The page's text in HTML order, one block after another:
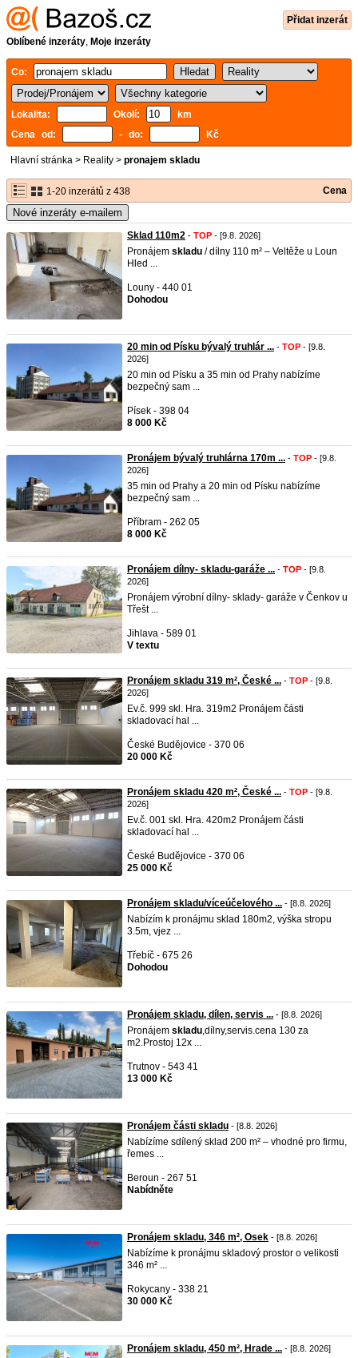
Přidat inzerát
Oblíbené inzeráty, Moje inzeráty
Co:
Lokalita: Okolí:
km
Cena od:
- do: Kč
Hlavní stránka > Reality > pronajem skladu
1-20 inzerátů z 438 Cena
Nové inzeráty e-mailem
Sklad 110m2 - TOP - [9.8. 2026]
Pronájem skladu / dílny 110 m² – Veltěže u Loun
Hled ...
Louny - 440 01
Dohodou
20 min od Písku bývalý truhlár ... - TOP - [9.8.
2026]
20 min od Písku a 35 min od Prahy nabízíme
bezpečný sam ...
Písek - 398 04
8 000 Kč
Pronájem bývalý truhlárna 170m ... - TOP - [9.8.
2026]
35 min od Prahy a 20 min od Písku nabízíme
bezpečný sam ...
Příbram - 262 05
8 000 Kč
Pronájem dílny- skladu-garáže ... - TOP - [9.8.
2026]
Pronájem výrobní dílny- sklady- garáže v Čenkov u
Třešt ...
Jihlava - 589 01
V textu
Pronájem skladu 319 m², České ... - TOP - [9.8.
2026]
Ev.č. 999 skl. Hra. 319m2 Pronájem části
skladovací hal ...
České Budějovice - 370 06
20 000 Kč
Pronájem skladu 420 m², České ... - TOP - [9.8.
2026]
Ev.č. 001 skl. Hra. 420m2 Pronájem části
skladovací hal ...
České Budějovice - 370 06
25 000 Kč
Pronájem skladu/víceúčelového ... - [8.8. 2026]
Nabízím k pronájmu sklad 180m2, výška stropu
3.5m, vjez ...
Třebíč - 675 26
Dohodou
Pronájem skladu, dílen, servis ... - [8.8. 2026]
Pronájem skladu,dílny,servis.cena 130 za
m2.Prostoj 12x ...
Trutnov - 543 41
13 000 Kč
Pronájem části skladu - [8.8. 2026]
Nabízíme sdílený sklad 200 m² – vhodné pro firmu,
řemes ...
Beroun - 267 51
Nabídněte
Pronájem skladu, 346 m², Osek - [8.8. 2026]
Nabízíme k pronájmu skladový prostor o velikosti
346 m² ...
Rokycany - 338 21
30 000 Kč
Pronájem skladu, 450 m², Hrade ... - [8.8. 2026]